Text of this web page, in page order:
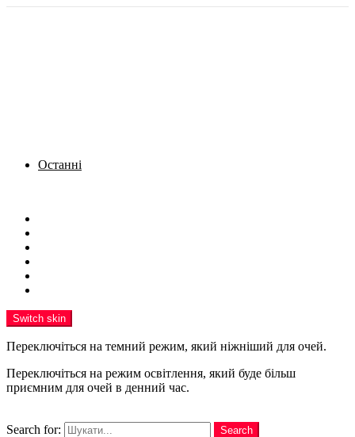
Останні
Switch skin
Переключіться на темний режим, який ніжніший для очей.
Переключіться на режим освітлення, який буде більш
приємним для очей в денний час.
Search for:
Search